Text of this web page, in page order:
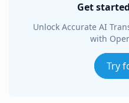
Get
Unlock Accurate AI
with
Try